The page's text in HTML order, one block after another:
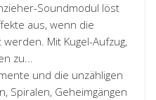
Soundmodul löst
aus, wenn die
Mit Kugel-Aufzug,
zu...
und die unzähligen
Spiralen, Geheimgängen